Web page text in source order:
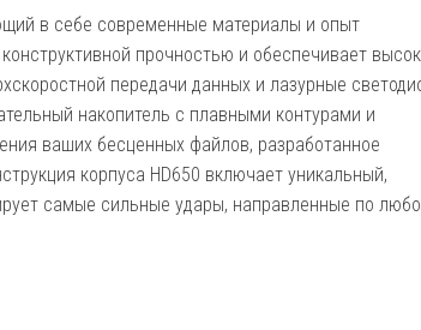
в себе современные материалы и опыт
прочностью и обеспечивает
передачи данных и лазурные
накопитель с плавными контурами и
ваших бесценных файлов, разработанное
корпуса HD650 включает уникальный,
самые сильные удары, направленные по